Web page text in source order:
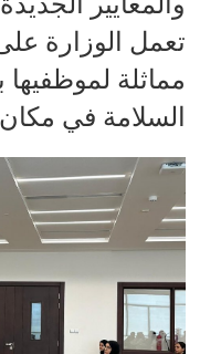
تعمل الوزارة
مماثلة
السلامة في